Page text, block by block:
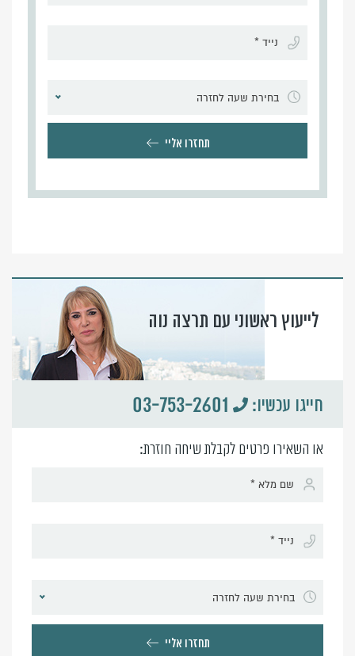
בחירת שעה לחזרה
תחזרו אליי
לייעוץ ראשוני עם תרצה נוה
חייגו עכשיו: 03-753-2601
או השאירו פרטים לקבלת שיחה חוזרת:
בחירת שעה לחזרה
תחזרו אליי